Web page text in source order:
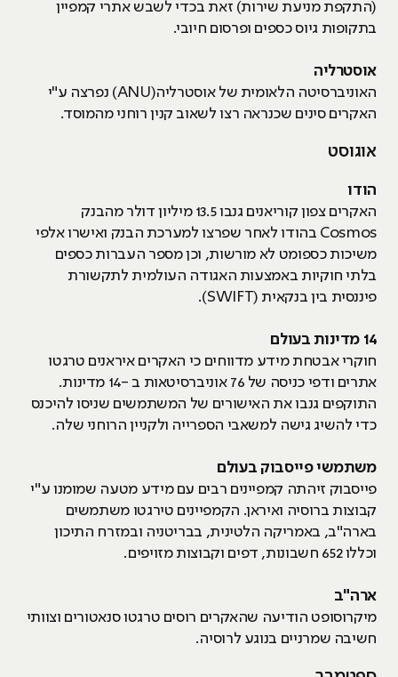
(התקפת מניעת שירות) זאת בכדי לשבש אתרי קמפיין
בתקופות גיוס כספים ופרסום חיובי.
אוסטרליה
האוניברסיטה הלאומית של אוסטרליה(ANU) נפרצה ע"י
האקרים סינים שכנראה רצו לשאוב קנין רוחני מהמוסד.
אוגוסט
הודו
האקרים צפון קוריאנים גנבו 13.5 מיליון דולר מהבנק
Cosmos בהודו לאחר שפרצו למערכת הבנק ואישרו אלפי
משיכות כספומט לא מורשות, וכן מספר העברות כספים
בלתי חוקיות באמצעות האגודה העולמית לתקשורת
פיננסית בין בנקאית (SWIFT).
14 מדינות בעולם
חוקרי אבטחת מידע מדווחים כי האקרים איראנים טרגטו
אתרים ודפי כניסה של 76 אוניברסיטאות ב -14 מדינות.
התוקפים גנבו את האישורים של המשתמשים שניסו להיכנס
כדי להשיג גישה למשאבי הספרייה ולקניין הרוחני שלה.
משתמשי פייסבוק בעולם
פייסבוק זיהתה קמפיינים רבים עם מידע מטעה שמומנו ע"י
קבוצות ברוסיה ואיראן. הקמפיינים טירגטו משתמשים
בארה"ב, באמריקה הלטינית, בבריטניה ובמזרח התיכון
וכללו 652 חשבונות, דפים וקבוצות מזויפים.
ארה"ב
מיקרוסופט הודיעה שהאקרים רוסים טרגטו סנאטורים וצוותי
חשיבה שמרניים בנוגע לרוסיה.